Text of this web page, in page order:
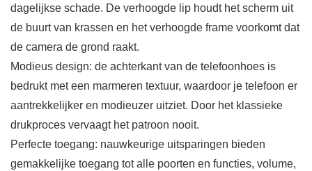
dagelijkse schade. De verhoogde lip houdt het scherm uit
de buurt van krassen en het verhoogde frame voorkomt dat
de camera de grond raakt.
Modieus design: de achterkant van de telefoonhoes is
bedrukt met een marmeren textuur, waardoor je telefoon er
aantrekkelijker en modieuzer uitziet. Door het klassieke
drukproces vervaagt het patroon nooit.
Perfecte toegang: nauwkeurige uitsparingen bieden
gemakkelijke toegang tot alle poorten en functies, volume,